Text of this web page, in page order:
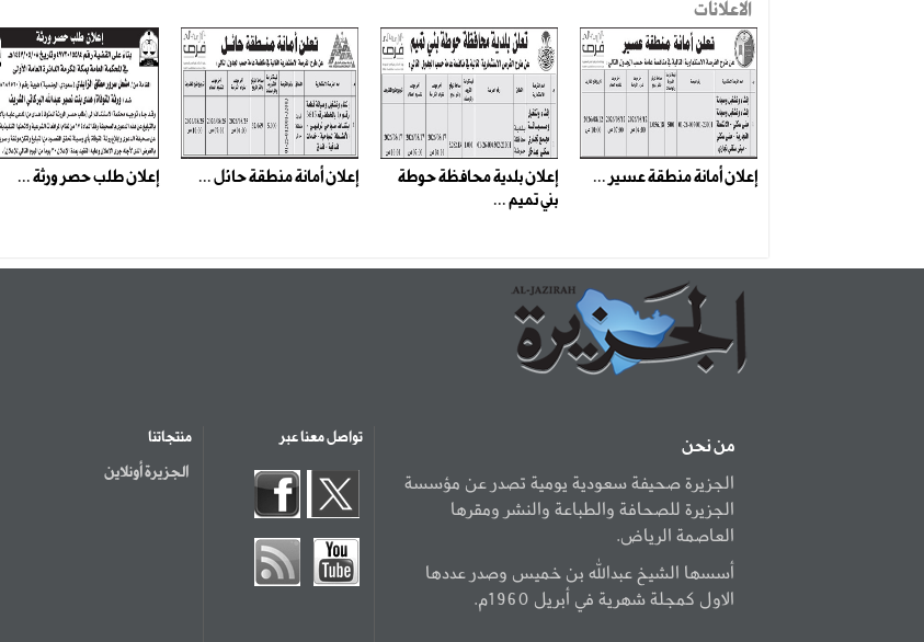
الاعلانات
إعلان أمانة منطقة عسير ...
إعلان بلدية محافظة حوطة
بني تميم ...
إعلان أمانة منطقة حائل ... إعلان طلب حصر ورثة ...
من نحن
الجزيرة صحيفة سعودية يومية تصدر عن مؤسسة
الجزيرة للصحافة والطباعة والنشر ومقرها
العاصمة الرياض.
أسسها الشيخ عبدالله بن خميس وصدر عددها
الاول كمجلة شهرية في أبريل 1960م.
تواصل معنا عبر منتجاتنا
الجزيرة أونلاين